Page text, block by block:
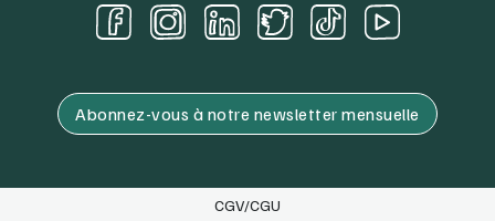
Abonnez-vous à notre newsletter mensuelle
CGV/CGU